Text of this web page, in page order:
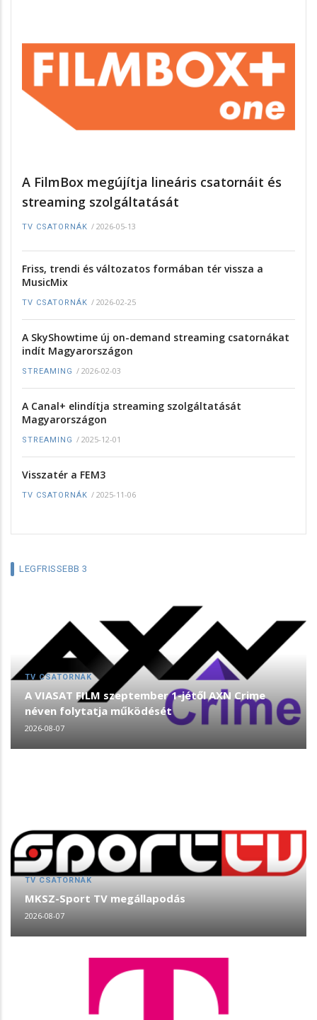
A FilmBox megújítja lineáris csatornáit és
streaming szolgáltatását
TV CSATORNÁK / 2026-05-13
Friss, trendi és változatos formában tér vissza a
MusicMix
TV CSATORNÁK / 2026-02-25
A SkyShowtime új on-demand streaming csatornákat
indít Magyarországon
STREAMING / 2026-02-03
A Canal+ elindítja streaming szolgáltatását
Magyarországon
STREAMING / 2025-12-01
Visszatér a FEM3
TV CSATORNÁK / 2025-11-06
LEGFRISSEBB 3
TV CSATORNÁK
A VIASAT FILM szeptember 1-jétől AXN Crime
néven folytatja működését
2026-08-07
TV CSATORNÁK
MKSZ-Sport TV megállapodás
2026-08-07